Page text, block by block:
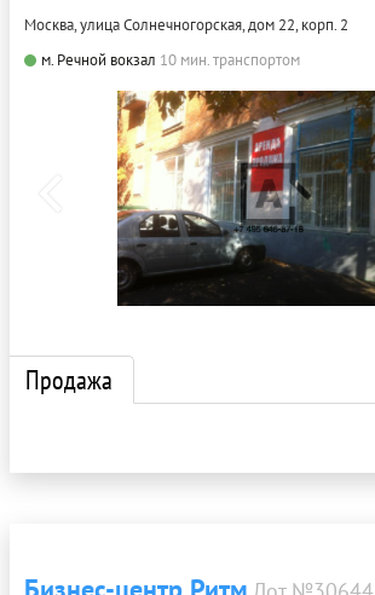
Москва, улица Солнечногорская, дом 22, корп. 2
м. Речной вокзал 10 мин. транспортом
Продажа